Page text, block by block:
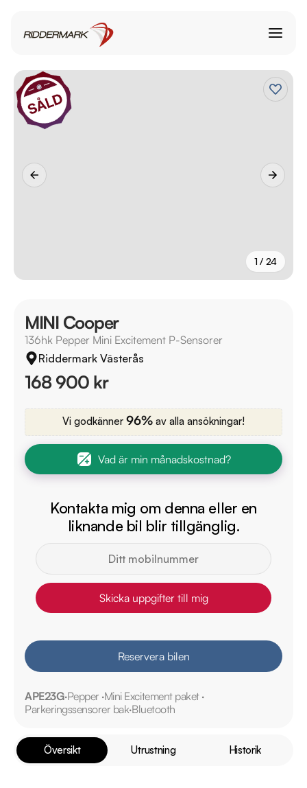
1 / 24
MINI Cooper
136hk Pepper Mini Excitement P-Sensorer
Riddermark Västerås
168 900 kr
Vi godkänner 96% av alla ansökningar!
Vad är min månadskostnad?
Kontakta mig om denna eller en
liknande bil blir tillgänglig.
Skicka uppgifter till mig
Reservera bilen
APE23GPepper Mini Excitement paket
Parkeringssensorer bakBluetooth
Översikt Utrustning Historik